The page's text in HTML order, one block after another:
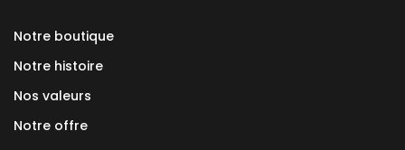
Notre boutique
Notre histoire
Nos valeurs
Notre offre